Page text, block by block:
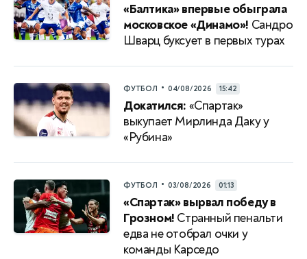
«Балтика» впервые обыграла
московское «Динамо»! Сандро
Шварц буксует в первых турах
ФУТБОЛ • 04/08/2026 15:42
Докатился: «Спартак»
выкупает Мирлинда Даку у
«Рубина»
ФУТБОЛ • 03/08/2026 01:13
«Спартак» вырвал победу в
Грозном! Странный пенальти
едва не отобрал очки у
команды Карседо